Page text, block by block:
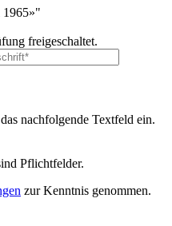
1965»"
freigeschaltet.
nachfolgende Textfeld ein.
Pflichtfelder.
zur Kenntnis genommen.